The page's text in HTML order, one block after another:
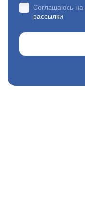
Соглашаюсь на
рассылки